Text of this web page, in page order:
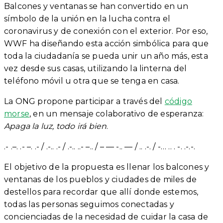
Balcones y ventanas se han convertido en un
símbolo de la unión en la lucha contra el
coronavirus y de conexión con el exterior. Por eso,
WWF ha diseñando esta acción simbólica para que
toda la ciudadanía se pueda unir un año más, esta
vez desde sus casas, utilizando la linterna del
teléfono móvil u otra que se tenga en casa.
La ONG propone participar a través del código
morse, en un mensaje colaborativo de esperanza:
Apaga la luz, todo irá bien.
.- .–. .- –. .- / .-.. .- / .-.. ..- –.. / – — -.. — / .. .-. / -… .. . -. .-.-.
El objetivo de la propuesta es llenar los balcones y
ventanas de los pueblos y ciudades de miles de
destellos para recordar que allí donde estemos,
todas las personas seguimos conectadas y
concienciadas de la necesidad de cuidar la casa de